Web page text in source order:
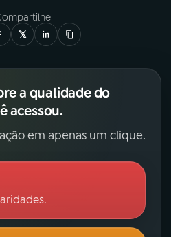
Facebook
a qualidade do
acessou.
em apenas um clique.